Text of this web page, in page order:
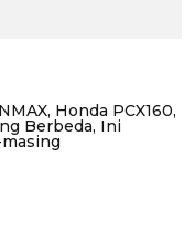
Honda PCX160,
Berbeda, Ini